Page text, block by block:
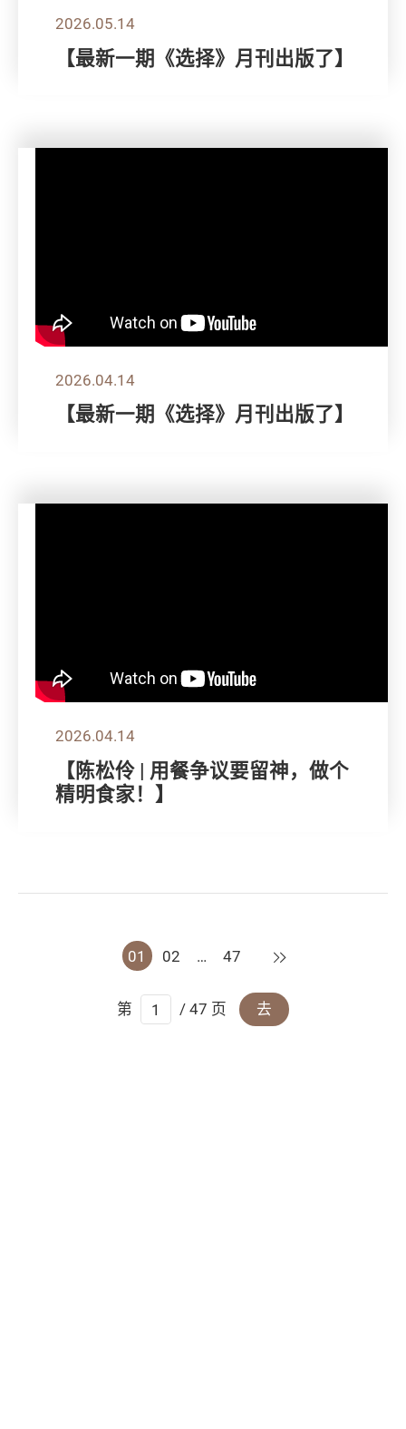
2026.05.14
【最新一期《选择》月刊出版了】
2026.04.14
【最新一期《选择》月刊出版了】
2026.04.14
【陈松伶 | 用餐争议要留神，做个
精明食家！】
01 02 … 47 下一页
第 / 47 页 去